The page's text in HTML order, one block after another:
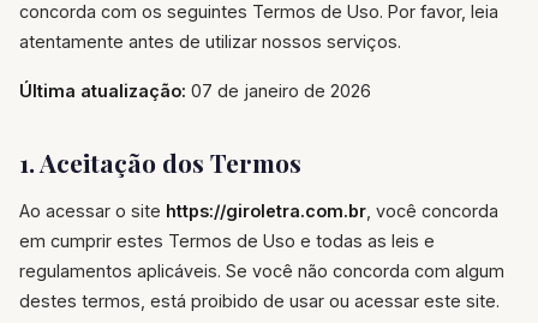
concorda com os seguintes Termos de Uso. Por favor, leia
atentamente antes de utilizar nossos serviços.
Última atualização: 07 de janeiro de 2026
1. Aceitação dos Termos
Ao acessar o site https://giroletra.com.br , você concorda
em cumprir estes Termos de Uso e todas as leis e
regulamentos aplicáveis. Se você não concorda com algum
destes termos, está proibido de usar ou acessar este site.